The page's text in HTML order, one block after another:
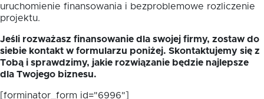
uruchomienie finansowania i bezproblemowe rozliczenie
projektu.
Jeśli rozważasz finansowanie dla swojej firmy, zostaw do
siebie kontakt w formularzu poniżej. Skontaktujemy się z
Tobą i sprawdzimy, jakie rozwiązanie będzie najlepsze
dla Twojego biznesu.
[forminator_form id="6996"]